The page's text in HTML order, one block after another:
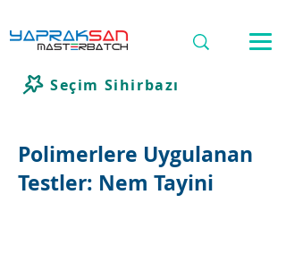
Seçim Sihirbazı
Polimerlere Uygulanan
Testler: Nem Tayini